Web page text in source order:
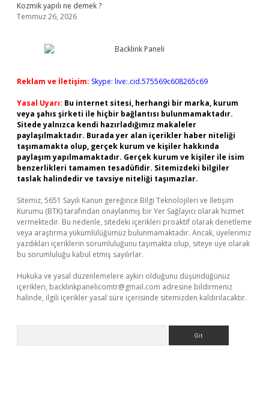
Kozmik yapılı ne demek ?
Temmuz 26, 2026
Reklam ve İletişim: Skype: live:.cid.575569c608265c69
Yasal Uyarı: Bu internet sitesi, herhangi bir marka, kurum
veya şahıs şirketi ile hiçbir bağlantısı bulunmamaktadır.
Sitede yalnızca kendi hazırladığımız makaleler
paylaşılmaktadır. Burada yer alan içerikler haber niteliği
taşımamakta olup, gerçek kurum ve kişiler hakkında
paylaşım yapılmamaktadır. Gerçek kurum ve kişiler ile isim
benzerlikleri tamamen tesadüfidir. Sitemizdeki bilgiler
taslak halindedir ve tavsiye niteliği taşımazlar.
Sitemiz, 5651 Sayılı Kanun gereğince Bilgi Teknolojileri ve İletişim
Kurumu (BTK) tarafından onaylanmış bir Yer Sağlayıcı olarak hizmet
vermektedir. Bu nedenle, sitedeki içerikleri proaktif olarak denetleme
veya araştırma yükümlülüğümüz bulunmamaktadır. Ancak, üyelerimiz
yazdıkları içeriklerin sorumluluğunu taşımakta olup, siteye üye olarak
bu sorumluluğu kabul etmiş sayılırlar.
Hukuka ve yasal düzenlemelere aykırı olduğunu düşündüğünüz
içerikleri, backlinkpanelicomtr@gmail.com adresine bildirmeniz
halinde, ilgili içerikler yasal süre içerisinde sitemizden kaldırılacaktır.